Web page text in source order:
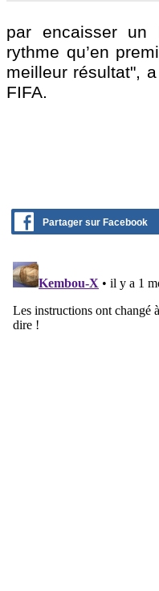
par encaisser un
rythme qu’en
meilleur résultat",
FIFA.
Partager sur Facebook